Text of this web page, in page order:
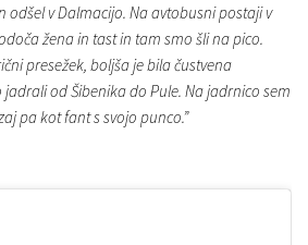
odšel v Dalmacijo. Na avtobusni postaji v
žena in tast in tam smo šli na pico.
presežek, boljša je bila čustvena
od Šibenika do Pule. Na jadrnico sem
pa kot fant s svojo punco.”